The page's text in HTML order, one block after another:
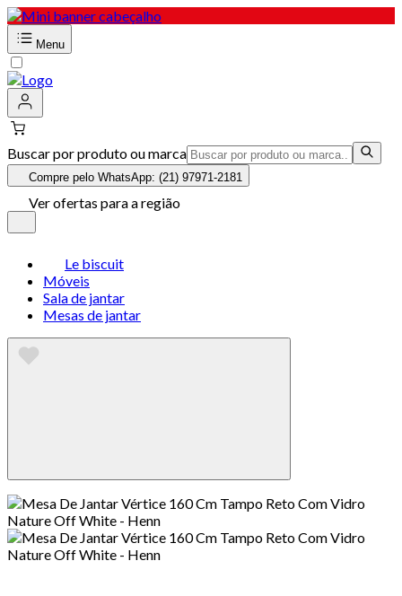
Menu
Buscar por produto ou marca
Compre pelo WhatsApp: (21) 97971-2181
Ver ofertas para a região
Le biscuit
Móveis
Sala de jantar
Mesas de jantar